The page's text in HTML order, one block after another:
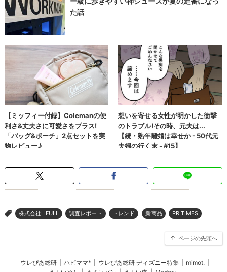
> 株式会社LIFULL 調査レポート トレンド 新商品 PR TIMES
ページの先頭へ
ウレぴあ総研 ハピママ* ウレぴあ総研 ディズニー特集 mimot.